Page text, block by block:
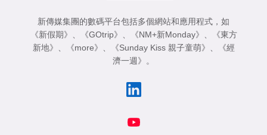
新傳媒集團的數碼平台包括多個網站和應用程式，如
《新假期》 、 《GOtrip》 、 《NM+新Monday》 、
《東方
新地》 、 《more》 、 《Sunday Kiss 親子童萌》 、
《經
濟一週》 。